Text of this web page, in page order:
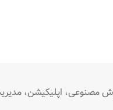
مصنوعی، اپلیکیشن،